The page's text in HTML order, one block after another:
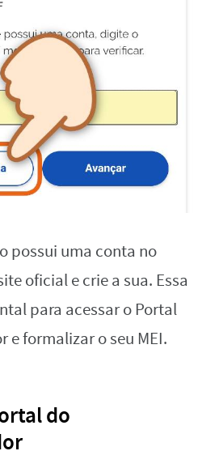
possui uma conta no
oficial e crie a sua. Essa
para acessar o Portal
e formalizar o seu MEI.
do